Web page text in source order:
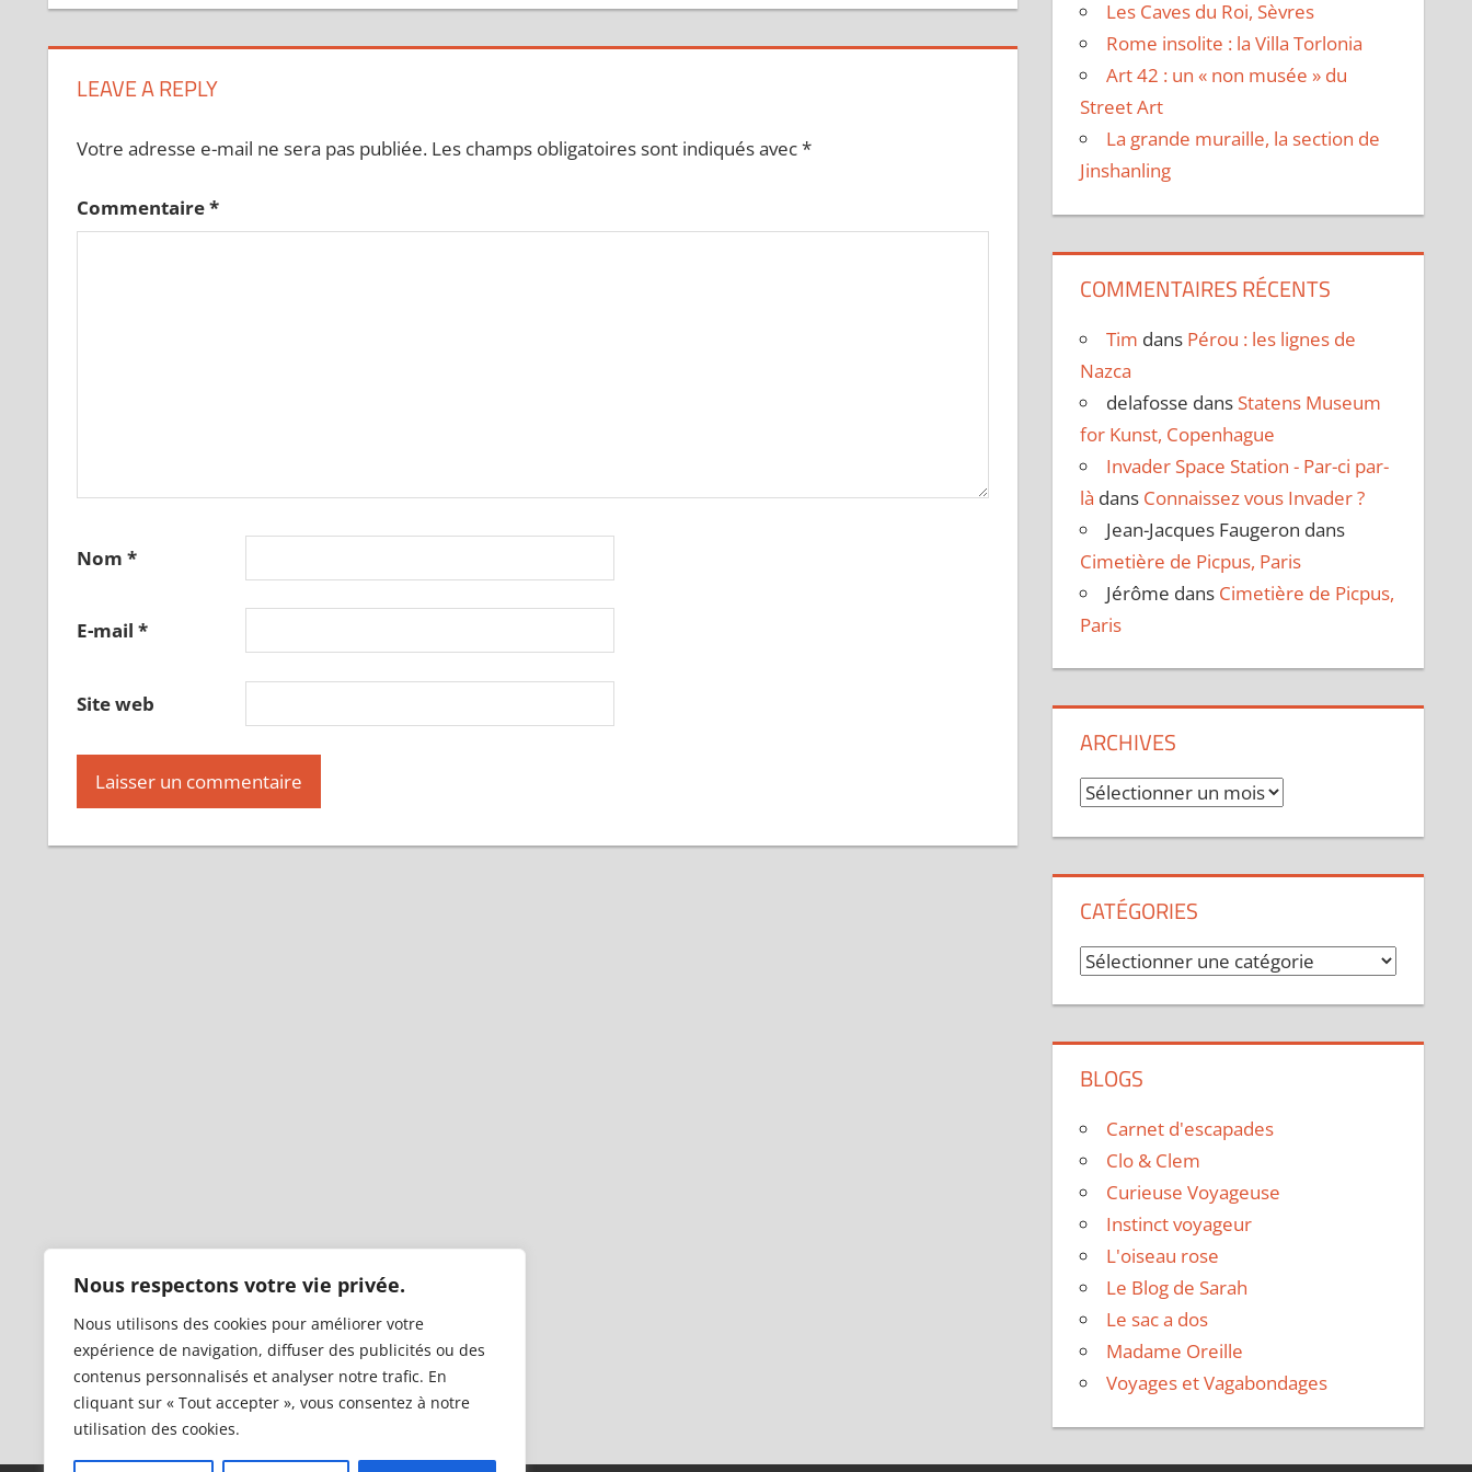
Nous respectons votre vie privée.
Nous utilisons des cookies pour améliorer votre
expérience de navigation, diffuser des publicités ou des
contenus personnalisés et analyser notre trafic. En
cliquant sur « Tout accepter », vous consentez à notre
utilisation des cookies.
LEAVE A REPLY
Votre adresse e-mail ne sera pas publiée. Les champs obligatoires sont indiqués avec*
Commentaire*
Nom *
E-mail *
Site web
Les Caves du Roi, Sèvres
Rome insolite : la Villa Torlonia
Art 42 : un « non musée » du
Street Art
La grande muraille, la section de
Jinshanling
COMMENTAIRES RÉCENTS
Tim dans Pérou : les lignes de
Nazca
delafosse dans Statens Museum
for Kunst, Copenhague
Invader Space Station - Par-ci par-
là dans Connaissez vous Invader ?
Jean-Jacques Faugeron dans
Cimetière de Picpus, Paris
Jérôme dans Cimetière de Picpus,
Paris
ARCHIVES
Archives
CATÉGORIES
Catégories
BLOGS
Carnet d'escapades
Clo & Clem
Curieuse Voyageuse
Instinct voyageur
L'oiseau rose
Le Blog de Sarah
Le sac a dos
Madame Oreille
Voyages et Vagabondages